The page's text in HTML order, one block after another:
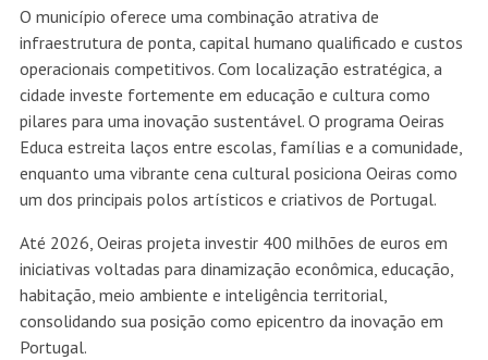
O município oferece uma combinação atrativa de
infraestrutura de ponta, capital humano qualificado e custos
operacionais competitivos. Com localização estratégica, a
cidade investe fortemente em educação e cultura como
pilares para uma inovação sustentável. O programa Oeiras
Educa estreita laços entre escolas, famílias e a comunidade,
enquanto uma vibrante cena cultural posiciona Oeiras como
um dos principais polos artísticos e criativos de Portugal.
Até 2026, Oeiras projeta investir 400 milhões de euros em
iniciativas voltadas para dinamização econômica, educação,
habitação, meio ambiente e inteligência territorial,
consolidando sua posição como epicentro da inovação em
Portugal.